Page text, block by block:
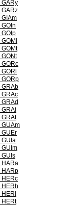
GARy
GARz
GORc
GORp
GRAb
GRAc
GRAt
GUAm
GUEr
GUIa
GUIm
GUIs
HARa
HARp
HERc
HERh
HERt